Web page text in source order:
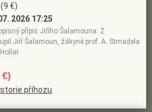
(9 €)
2026 17:25
přípis Jiřího Šalamouna: Z
Jiří Šalamoun, žákyně prof. A. Strnadela
€)
příhozu